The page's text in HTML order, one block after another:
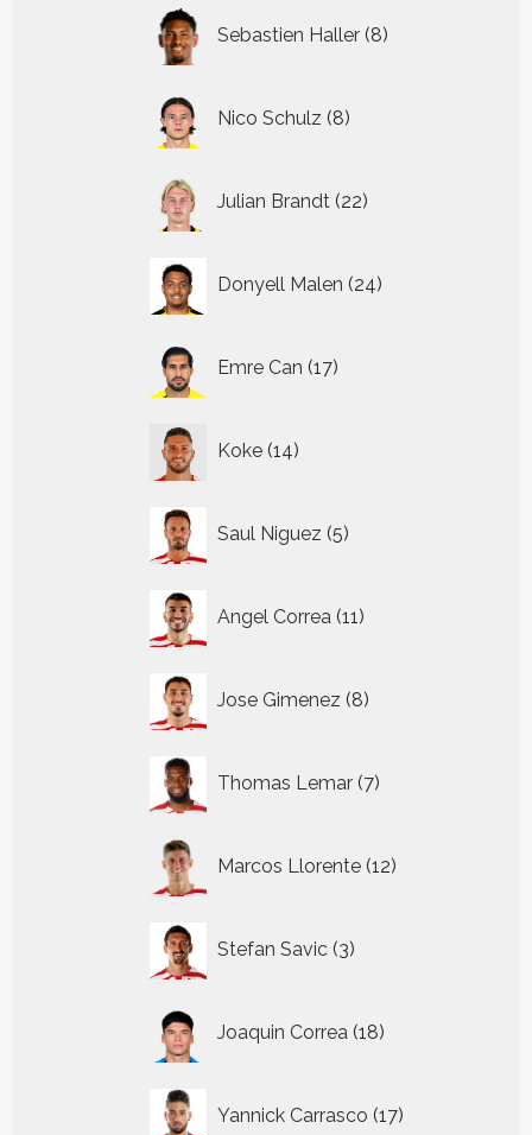
Sebastien Haller 8
producten
Nico Schulz 8
producten
Julian Brandt 22
producten
Donyell Malen 24
producten
Emre Can 17
producten
Koke 14
producten
Saul Niguez 5
producten
Angel Correa 11
producten
Jose Gimenez 8
producten
Thomas Lemar 7
producten
Marcos Llorente 12
producten
Stefan Savic 3
producten
Joaquin Correa 18
producten
Yannick Carrasco 17
producten